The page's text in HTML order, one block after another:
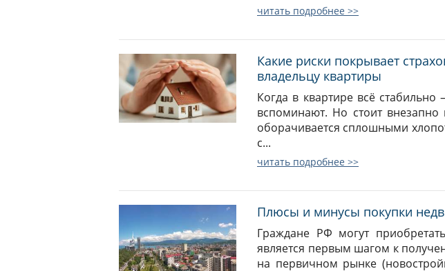
читать подробнее >>
Какие риски покрывает
владельцу квартиры
Когда в квартире всё стабильно
вспоминают. Но стоит
оборачивается сплошными
с...
читать подробнее >>
Плюсы и минусы покупки
Граждане РФ могут
является первым шагом к
на первичном рынке